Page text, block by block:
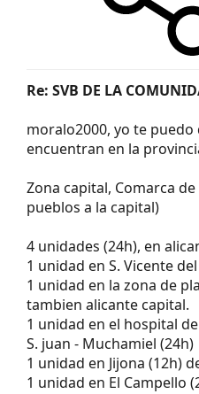
Re: SVB DE LA
moralo2000, yo te
encuentran en la
Zona capital, Comarca
pueblos a la capital)
4 unidades (24h), en
1 unidad en S. Vicente
1 unidad en la zona de
tambien alicante capital.
1 unidad en el hospital
S. juan - Muchamiel (24h)
1 unidad en Jijona (12h)
1 unidad en El Campello